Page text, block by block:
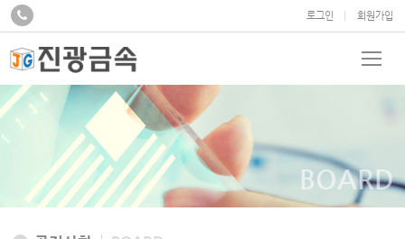
로그인 회원가입
BOARD